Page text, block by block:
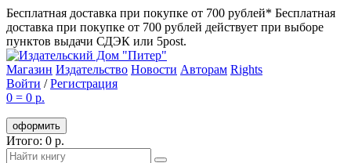
Бесплатная доставка при покупке от 700 рублей* Бесплатная
доставка при покупке от 700 рублей действует при выборе
пунктов выдачи СДЭК или 5post.
Магазин Издательство Новости Авторам Rights
Войти /Регистрация
0 = 0 р.
оформить
Итого: 0 р.